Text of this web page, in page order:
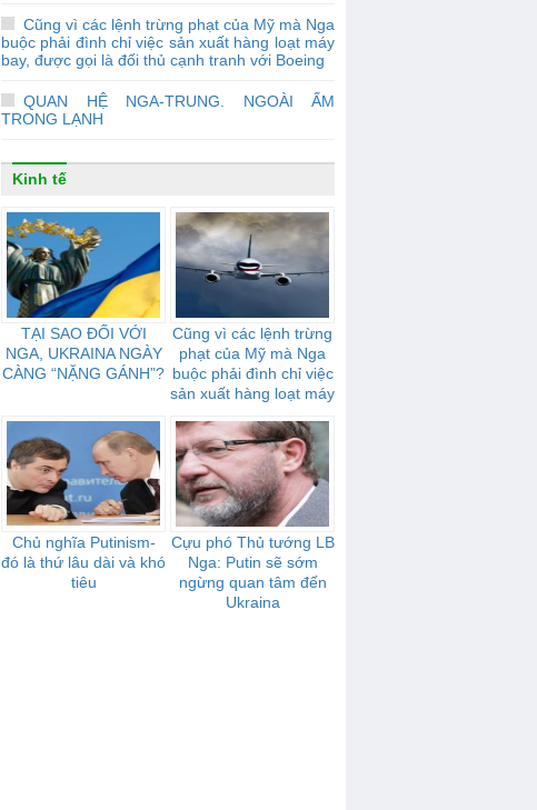
Cũng vì các lệnh trừng phạt của Mỹ mà Nga
buộc phải đình chỉ việc sản xuất hàng loạt máy
bay, được gọi là đối thủ cạnh tranh với Boeing
QUAN HỆ NGA-TRUNG. NGOÀI ẤM
TRONG LẠNH
Kinh tế
TẠI SAO ĐỐI VỚI
NGA, UKRAINA NGÀY
CÀNG “NẶNG GÁNH”?
Cũng vì các lệnh trừng
phạt của Mỹ mà Nga
buộc phải đình chỉ việc
sản xuất hàng loạt máy
cạnh tranh với Boeing
Chủ nghĩa Putinism-
đó là thứ lâu dài và khó
tiêu
Cựu phó Thủ tướng LB
Nga: Putin sẽ sớm
ngừng quan tâm đến
Ukraina